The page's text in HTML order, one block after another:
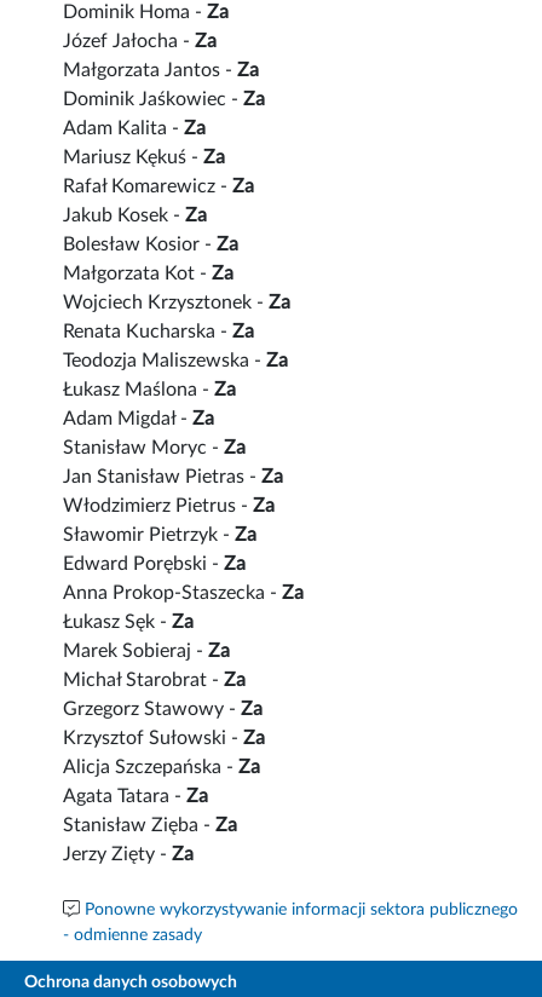
Dominik Homa -Za
Józef Jałocha -Za
Małgorzata Jantos -Za
Dominik Jaśkowiec -Za
Adam Kalita -Za
Mariusz Kękuś -Za
Rafał Komarewicz -Za
Jakub Kosek -Za
Bolesław Kosior -Za
Małgorzata Kot -Za
Wojciech Krzysztonek -Za
Renata Kucharska -Za
Teodozja Maliszewska -Za
Łukasz Maślona -Za
Adam Migdał -Za
Stanisław Moryc -Za
Jan Stanisław Pietras -Za
Włodzimierz Pietrus -Za
Sławomir Pietrzyk -Za
Edward Porębski -Za
Anna Prokop-Staszecka -Za
Łukasz Sęk -Za
Marek Sobieraj -Za
Michał Starobrat -Za
Grzegorz Stawowy -Za
Krzysztof Sułowski -Za
Alicja Szczepańska -Za
Agata Tatara -Za
Stanisław Zięba -Za
Jerzy Zięty -Za
Ponowne wykorzystywanie informacji sektora publicznego
- odmienne zasady
Ochrona danych osobowych